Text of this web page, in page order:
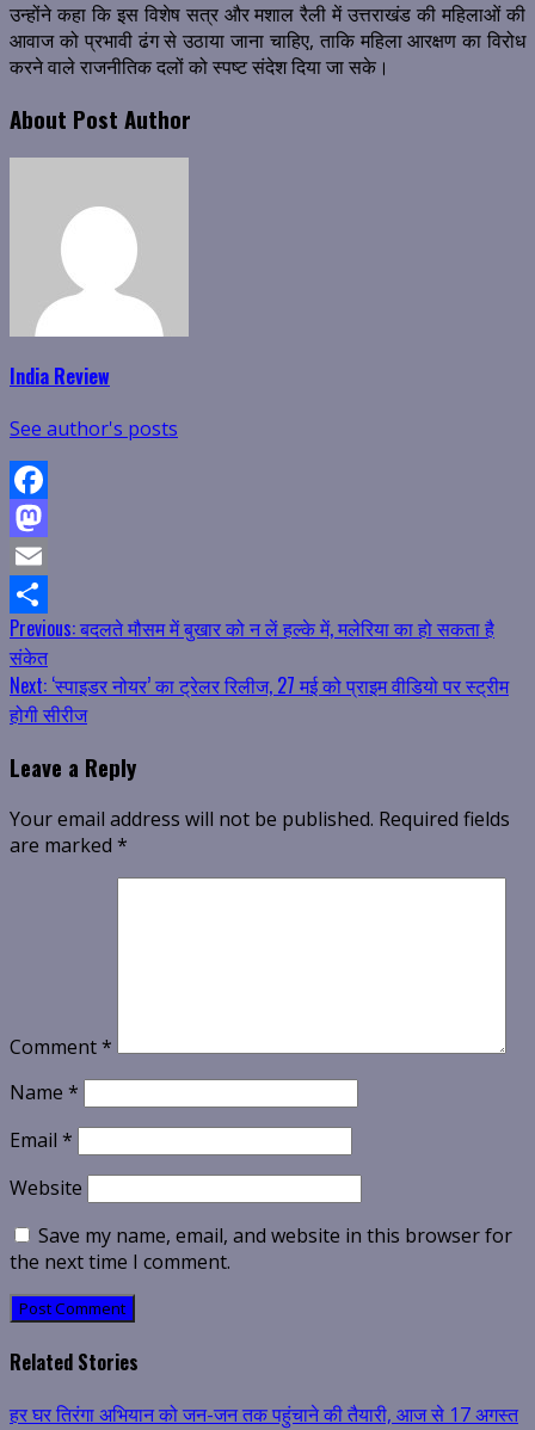
उन्होंने कहा कि इस विशेष सत्र और मशाल रैली में उत्तराखंड की महिलाओं की
आवाज को प्रभावी ढंग से उठाया जाना चाहिए, ताकि महिला आरक्षण का विरोध
करने वाले राजनीतिक दलों को स्पष्ट संदेश दिया जा सके।
About Post Author
India Review
See author's posts
Facebook
Mastodon
Email
Share
Continue
Reading
Previous:बदलते मौसम में बुखार को न लें हल्के में, मलेरिया का हो सकता है
संकेत
Next: ‘स्पाइडर नोयर’ का ट्रेलर रिलीज, 27 मई को प्राइम वीडियो पर स्ट्रीम
होगी सीरीज
Leave a Reply
Your email address will not be published. Required fields
are marked *
Comment*
Name *
Email *
Website
Save my name, email, and website in this browser for
the next time I comment.
Related Stories
हर घर तिरंगा अभियान को जन-जन तक पहुंचाने की तैयारी, आज से 17 अगस्त